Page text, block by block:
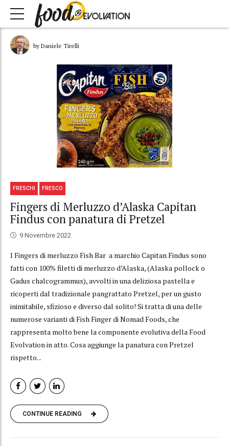
by Daniele Tirelli
FRESCHI FRESCO
Fingers di Merluzzo d’Alaska Capitan
Findus con panatura di Pretzel
9 Novembre 2022
I Fingers di merluzzo Fish Bar a marchio Capitan Findus sono
fatti con 100% filetti di merluzzo d’Alaska, (Alaska pollock o
Gadus chalcogrammus), avvolti in una deliziosa pastella e
ricoperti dal tradizionale pangrattato Pretzel, per un gusto
inimitabile, sfizioso e diverso dal solito! Si tratta di una delle
numerose varianti di Fish Finger di Nomad Foods, che
rappresenta molto bene la componente evolutiva della Food
Evolvation in atto. Cosa aggiunge la panatura con Pretzel
rispetto...
CONTINUE READING